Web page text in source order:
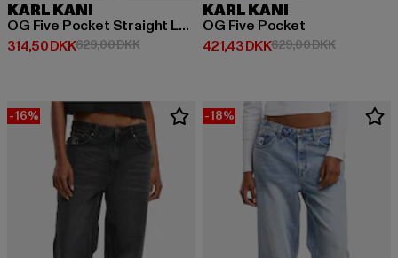
KARL KANI
OG Five Pocket Straight Leg
314,50 DKK
Nuværende pris: 314,50 DKK
629,00 DKKKampagnepris: 629,00 DKK
KARL KANI
OG Five Pocket
421,43 DKK
Nuværende pris: 421,43 DKK
629,00 DKK
-16% -18%